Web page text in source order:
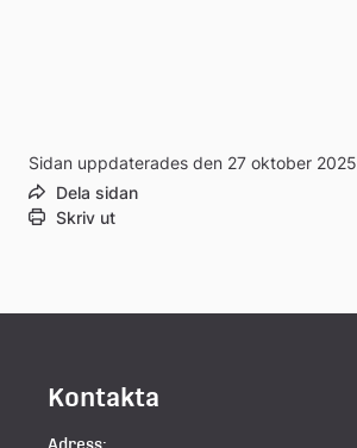
Sidan uppdaterades den 27 oktober 2025
Dela sidan
Skriv ut
Kontakta